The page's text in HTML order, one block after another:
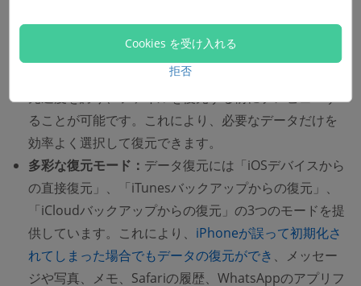
優れる特性：
迅速なスキャンと復元：業界最速のスキャン速度と復
元速度を誇り、ファイルを復元する前にプレビューす
ることが可能です。これにより、必要なデータだけを
効率よく選択して復元できます。
多彩な復元モード： データ復元には「iOSデバイスから
の直接復元」、「iTunesバックアップからの復元」、
「iCloudバックアップからの復元」の3つのモードを提
供しています。これにより、 iPhoneが誤って初期化さ
れてしまった場合でもデータの復元ができ 、メッセー
ジや写真、メモ、Safariの履歴、WhatsAppのアプリフ
Cookies を受け入れる
拒否